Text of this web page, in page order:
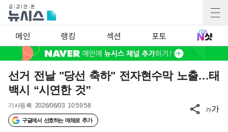
메인 랭킹 섹션 포토
선거 전날 "당선 축하" 전자현수막 노출…태
백시 “시연한 것”
기사등록 2026/06/03 10:59:58
구글에서 선호하는 매체로 추가
가가